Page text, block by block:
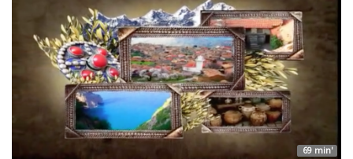
69 min'